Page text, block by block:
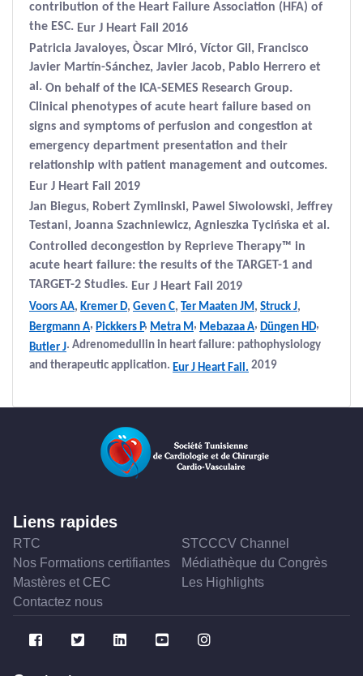
contribution of the Heart Failure Association (HFA) of
the ESC. Eur J Heart Fail 2016
Patricia Javaloyes, Òscar Miró, Víctor Gil, Francisco
Javier Martín-Sánchez, Javier Jacob, Pablo Herrero et
al. On behalf of the ICA-SEMES Research Group.
Clinical phenotypes of acute heart failure based on
signs and symptoms of perfusion and congestion at
emergency department presentation and their
relationship with patient management and outcomes.
Eur J Heart Fail 2019
Jan Biegus, Robert Zymlinski, Pawel Siwolowski, Jeffrey
Testani, Joanna Szachniewicz, Agnieszka Tycińska et al.
Controlled decongestion by Reprieve Therapy™ in
acute heart failure: the results of the TARGET-1 and
TARGET-2 Studies. Eur J Heart Fail 2019
Voors AA, Kremer D, Geven C, Ter Maaten JM, Struck J,
Bergmann A, Pickkers P, Metra M, Mebazaa A, Düngen HD,
Butler J. Adrenomedullin in heart failure: pathophysiology
and therapeutic application. Eur J Heart Fail. 2019
Liens rapides
RTC
STCCCV Channel
Nos Formations certifiantes
Médiathèque du Congrès
Mastères et CEC
Les Highlights
Contactez nous